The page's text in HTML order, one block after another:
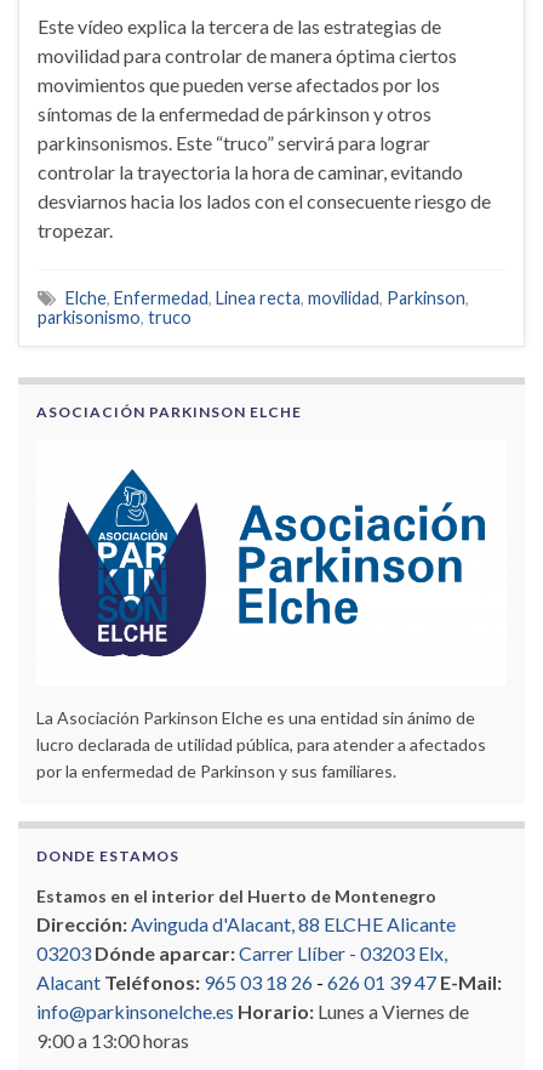
Este vídeo explica la tercera de las estrategias de
movilidad para controlar de manera óptima ciertos
movimientos que pueden verse afectados por los
síntomas de la enfermedad de párkinson y otros
parkinsonismos. Este “truco” servirá para lograr
controlar la trayectoria la hora de caminar, evitando
desviarnos hacia los lados con el consecuente riesgo de
tropezar.
Elche, Enfermedad, Linea recta, movilidad, Parkinson,
parkisonismo, truco
ASOCIACIÓN PARKINSON ELCHE
La Asociación Parkinson Elche es una entidad sin ánimo de
lucro declarada de utilidad pública, para atender a afectados
por la enfermedad de Parkinson y sus familiares.
DONDE ESTAMOS
Estamos en el interior del Huerto de Montenegro
Dirección:Avinguda d'Alacant, 88 ELCHE Alicante
03203 Dónde aparcar:Carrer Llíber - 03203 Elx,
Alacant Teléfonos: 965 03 18 26 - 626 01 39 47 E-Mail:
info@parkinsonelche.es Horario: Lunes a Viernes de
9:00 a 13:00 horas